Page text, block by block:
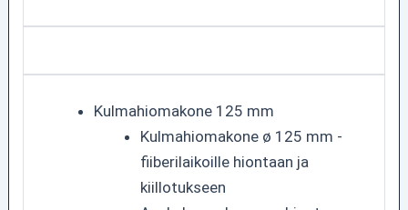
Kulmahiomakone 125 mm
Kulmahiomakone ø 125 mm -
fiiberilaikoille hiontaan ja
kiillotukseen